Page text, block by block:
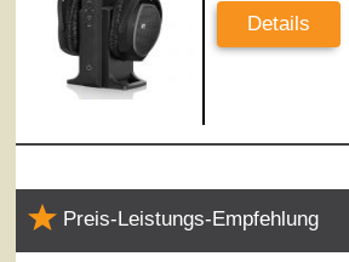
Details
Preis-Leistungs-Empfehlung